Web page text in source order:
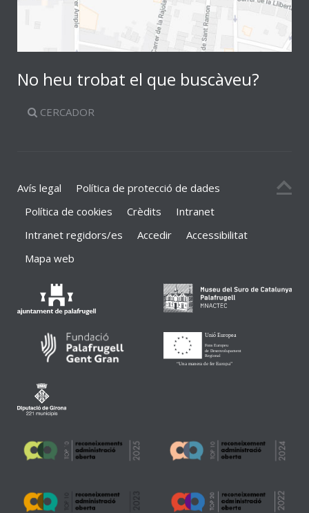
No heu trobat el que buscàveu?
CERCADOR
Avís legal
Política de protecció de dades
Política de cookies
Crèdits
Intranet
Intranet regidors/es
Accedir
Accessibilitat
Mapa web